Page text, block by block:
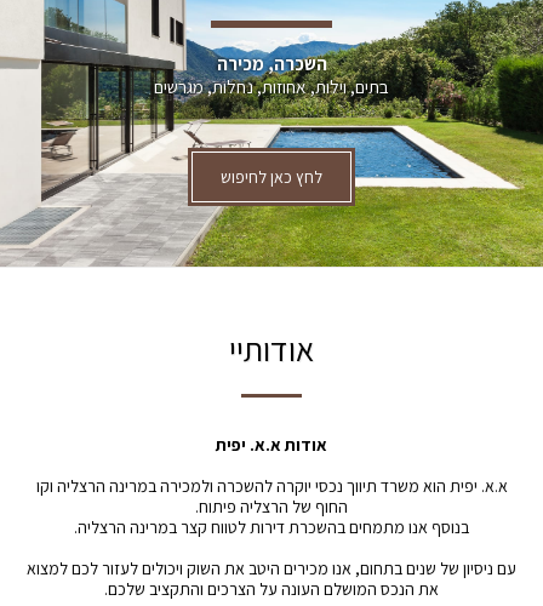
השכרה, מכירה
בתים, וילות, אחוזות, נחלות, מגרשים
לחץ כאן לחיפוש
אודותיי
אודות א.א. יפית
א.א. יפית הוא משרד תיווך נכסי יוקרה להשכרה ולמכירה במרינה הרצליה וקו
החוף של הרצליה פיתוח.
בנוסף אנו מתמחים בהשכרת דירות לטווח קצר במרינה הרצליה.
עם ניסיון של שנים בתחום, אנו מכירים היטב את השוק ויכולים לעזור לכם למצוא
את הנכס המושלם העונה על הצרכים והתקציב שלכם.